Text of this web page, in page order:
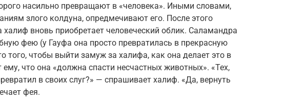
насильно превращают в «человека». Иными словами,
злого колдуна, опредмечивают его. После этого
халиф вновь приобретает человеческий облик. Саламандра
фею (у Гауфа она просто превратилась в прекрасную
того, чтобы выйти замуж за халифа, как она делает это в
ему, что она «должна спасти несчастных животных». «Тех,
в своих слуг?» — спрашивает халиф. «Да, вернуть
фея.